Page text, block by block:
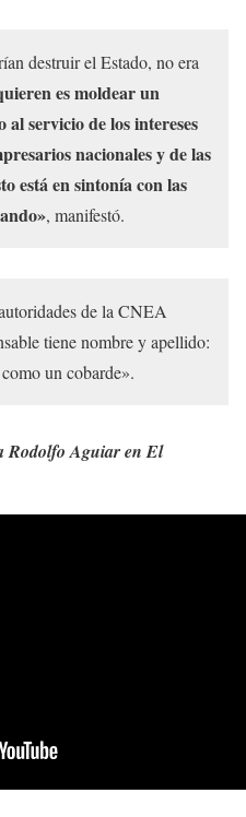
destruir el Estado, no era
es moldear un
al servicio de los intereses
nacionales y de las
está en sintonía con las
, manifestó.
de la CNEA
tiene nombre y apellido:
un cobarde».
Rodolfo Aguiar en El